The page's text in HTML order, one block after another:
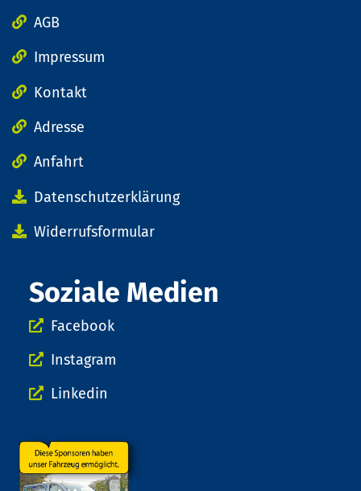
AGB
Impressum
Kontakt
Adresse
Anfahrt
Datenschutzerklärung
Widerrufsformular
Soziale Medien
Facebook
Instagram
Linkedin